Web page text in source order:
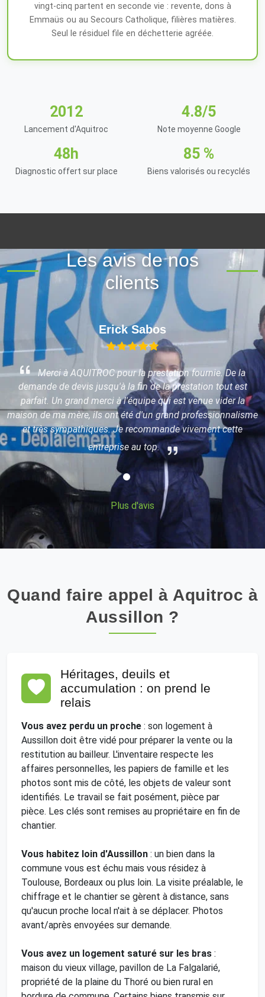
vingt-cinq partent en seconde vie : revente, dons à
Emmaüs ou au Secours Catholique, filières matières.
Seul le résiduel file en déchetterie agréée.
2012
Lancement d'Aquitroc
4.8/5
Note moyenne Google
48h
Diagnostic offert sur place
85 %
Biens valorisés ou recyclés
Les avis de nos
clients
Erick Sabos
Merci à AQUITROC pour la prestation fournie. De la
demande de devis jusqu'à la fin de la prestation tout est
parfait. Un grand merci à l'équipe qui est venue vider la
maison de ma mère, ils ont été d'un grand professionnalisme
et très sympathiques. Je recommande vivement cette
entreprise au top.
Plus d'avis
Quand faire appel à Aquitroc à
Aussillon ?
Héritages, deuils et
accumulation : on prend le
relais
Vous avez perdu un proche : son logement à
Aussillon doit être vidé pour préparer la vente ou la
restitution au bailleur. L'inventaire respecte les
affaires personnelles, les papiers de famille et les
photos sont mis de côté, les objets de valeur sont
identifiés. Le travail se fait posément, pièce par
pièce. Les clés sont remises au propriétaire en fin de
chantier.
Vous habitez loin d'Aussillon : un bien dans la
commune vous est échu mais vous résidez à
Toulouse, Bordeaux ou plus loin. La visite préalable, le
chiffrage et le chantier se gèrent à distance, sans
qu'aucun proche local n'ait à se déplacer. Photos
avant/après envoyées sur demande.
Vous avez un logement saturé sur les bras :
maison du vieux village, pavillon de La Falgalarié,
propriété de la plaine du Thoré ou bien rural en